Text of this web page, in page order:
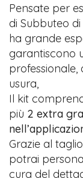
Pensate per
di Subbuteo
ha grande
garantiscono
usura,
Il kit
più 2 extra
Grazie al
potrai
cura del